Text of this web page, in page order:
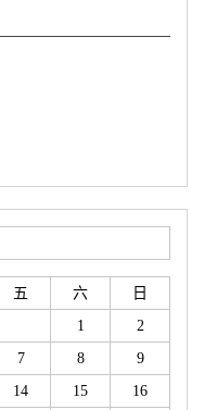
五 六
日
1
2
7 8
9
14 15 16